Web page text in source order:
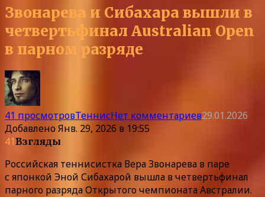
Звонарева и Сибахара вышли в
четвертьфинал Australian Open
в парном разряде
41 просмотровТеннисНет комментариев29.01.2026
ДобавленоЯнв. 29, 2026 в 19:55
41Взгляды
Российская теннисистка Вера Звонарева в паре
с японкой Эной Сибахарой вышла в четвертьфинал
парного разряда Открытого чемпионата Австралии.